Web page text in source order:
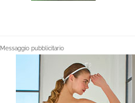
Messaggio pubblicitario